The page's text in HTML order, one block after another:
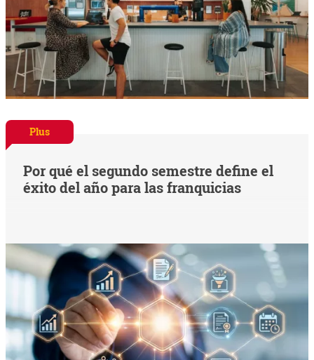
Plus
Por qué el segundo semestre define el
éxito del año para las franquicias